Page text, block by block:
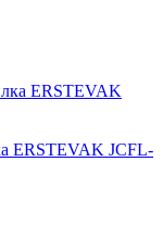
ERSTEVAK JCFL-